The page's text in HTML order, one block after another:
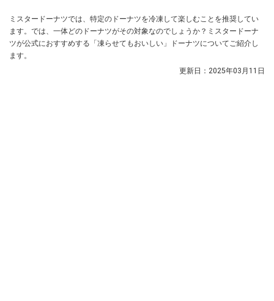
ミスタードーナツでは、特定のドーナツを冷凍して楽しむことを推奨してい
ます。では、一体どのドーナツがその対象なのでしょうか？ミスタードーナ
ツが公式におすすめする「凍らせてもおいしい」ドーナツについてご紹介し
ます。
更新日： 2025年03月11日